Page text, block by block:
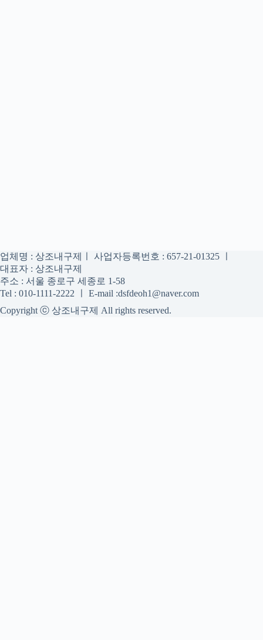
업체명 : 상조내구제ㅣ 사업자등록번호 : 657-21-01325 ㅣ
대표자 : 상조내구제
주소 : 서울 종로구 세종로 1-58
Tel : 010-1111-2222 ㅣ E-mail :dsfdeoh1@naver.com
Copyright ⓒ 상조내구제 All rights reserved.